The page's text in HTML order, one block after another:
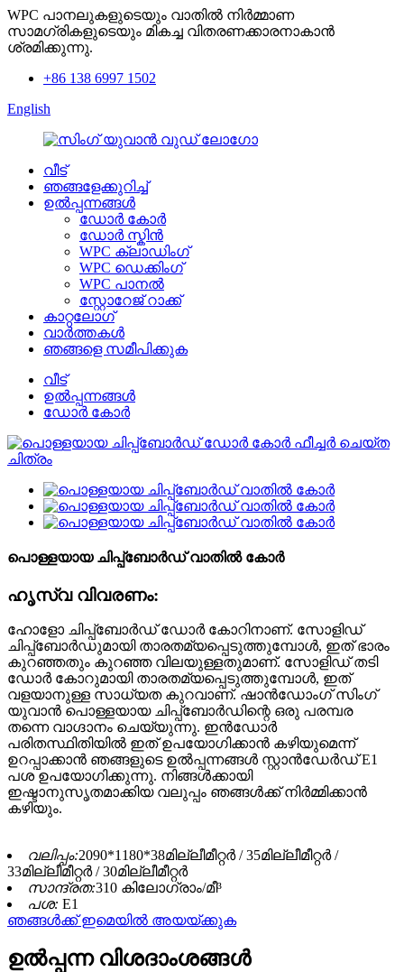
WPC പാനലുകളുടെയും വാതിൽ നിർമ്മാണ
സാമഗ്രികളുടെയും മികച്ച വിതരണക്കാരനാകാൻ
ശ്രമിക്കുന്നു.
+86 138 6997 1502
English
വീട്
ഞങ്ങളേക്കുറിച്ച്
ഉൽപ്പന്നങ്ങൾ
ഡോർ കോർ
ഡോർ സ്കിൻ
WPC ക്ലാഡിംഗ്
WPC ഡെക്കിംഗ്
WPC പാനൽ
സ്റ്റോറേജ് റാക്ക്
കാറ്റലോഗ്
വാർത്തകൾ
ഞങ്ങളെ സമീപിക്കുക
വീട്
ഉൽപ്പന്നങ്ങൾ
ഡോർ കോർ
പൊള്ളയായ ചിപ്പ്ബോർഡ് വാതിൽ കോർ
ഹൃസ്വ വിവരണം:
ഹോളോ ചിപ്പ്ബോർഡ് ഡോർ കോറിനാണ്. സോളിഡ്
ചിപ്പ്ബോർഡുമായി താരതമ്യപ്പെടുത്തുമ്പോൾ, ഇത് ഭാരം
കുറഞ്ഞതും കുറഞ്ഞ വിലയുള്ളതുമാണ്. സോളിഡ് തടി
ഡോർ കോറുമായി താരതമ്യപ്പെടുത്തുമ്പോൾ, ഇത്
വളയാനുള്ള സാധ്യത കുറവാണ്. ഷാൻഡോംഗ് സിംഗ്
യുവാൻ പൊള്ളയായ ചിപ്പ്ബോർഡിന്റെ ഒരു പരമ്പര
തന്നെ വാഗ്ദാനം ചെയ്യുന്നു. ഇൻഡോർ
പരിതസ്ഥിതിയിൽ ഇത് ഉപയോഗിക്കാൻ കഴിയുമെന്ന്
ഉറപ്പാക്കാൻ ഞങ്ങളുടെ ഉൽപ്പന്നങ്ങൾ സ്റ്റാൻഡേർഡ് E1
പശ ഉപയോഗിക്കുന്നു. നിങ്ങൾക്കായി
ഇഷ്ടാനുസൃതമാക്കിയ വലുപ്പം ഞങ്ങൾക്ക് നിർമ്മിക്കാൻ
കഴിയും.
വലിപ്പം:2090*1180*38മില്ലീമീറ്റർ / 35മില്ലീമീറ്റർ /
33മില്ലീമീറ്റർ / 30മില്ലീമീറ്റർ
സാന്ദ്രത:310 കിലോഗ്രാം/മീ³
പശ: E1
ഞങ്ങൾക്ക് ഇമെയിൽ അയയ്ക്കുക
ഉൽപ്പന്ന വിശദാംശങ്ങൾ